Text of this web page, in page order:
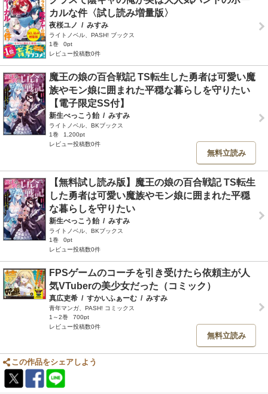
カルな件〈試し読み増量版〉
夜桜ユノ / みすみ
ライトノベル、PASH! ブックス
1巻
0pt
レビュー投稿数0件
魔王の娘の百合戦記 TS転生した勇者は可愛い魔
族やモン娘に囲まれた平穏な暮らしを守りたい
【電子限定SS付】
新生べっこう飴 / みすみ
ライトノベル、BKブックス
1巻
1,200pt
レビュー投稿数0件
無料立読み
【無料試し読み版】魔王の娘の百合戦記 TS転生
した勇者は可愛い魔族やモン娘に囲まれた平穏
な暮らしを守りたい
新生べっこう飴 / みすみ
ライトノベル、BKブックス
1巻
0pt
レビュー投稿数0件
FPSゲームのコーチを引き受けたら依頼主が人
気VTuberの美少女だった（コミック）
真広吏希 / すかいふぁーむ / みすみ
青年マンガ、PASH! コミックス
1～2巻
700pt
レビュー投稿数0件
無料立読み
この作品をシェアしよう